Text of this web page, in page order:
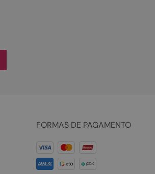
FORMAS DE PAGAMENTO